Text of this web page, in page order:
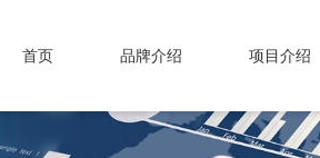
首页 品牌介绍 项目介绍